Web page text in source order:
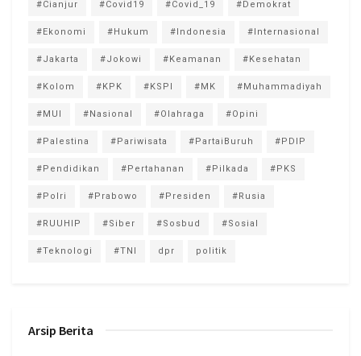
#Cianjur #Covid19 #Covid_19 #Demokrat
#Ekonomi #Hukum #Indonesia #Internasional
#Jakarta #Jokowi #Keamanan #Kesehatan
#Kolom #KPK #KSPI #MK #Muhammadiyah
#MUI #Nasional #Olahraga #Opini
#Palestina #Pariwisata #PartaiBuruh #PDIP
#Pendidikan #Pertahanan #Pilkada #PKS
#Polri #Prabowo #Presiden #Rusia
#RUUHIP #Siber #Sosbud #Sosial
#Teknologi #TNI dpr politik
Arsip Berita